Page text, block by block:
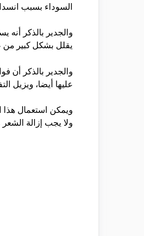
السوداء بسبب
والجدير بالذكر
يقلل بشكل كبير من
والجدير بالذكر أن
عليها أيضا، ويزيل
ويمكن استعمال هذا
ولا يجب إزالة الشعر منها خلال 24